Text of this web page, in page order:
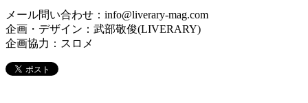
メール問い合わせ：info@liverary-mag.com
企画・デザイン：武部敬俊(LIVERARY)
企画協力：スロメ